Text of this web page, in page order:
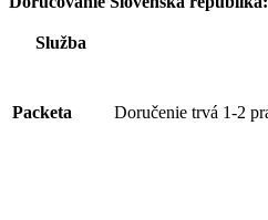
Služba
Packeta Doručenie trvá 1-2